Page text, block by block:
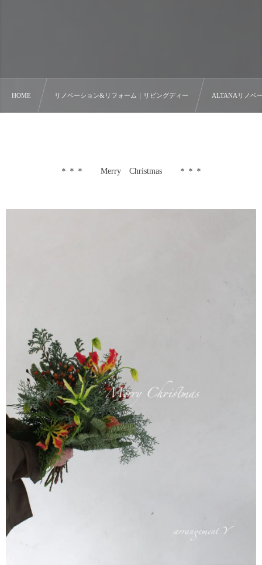
HOME リノベーション&リフォーム｜リビングディー ALTANAリノベ
＊＊＊ Merry Christmas ＊＊＊